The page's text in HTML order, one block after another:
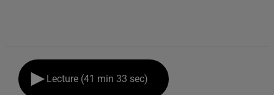
Lecture (41 min 33 sec)